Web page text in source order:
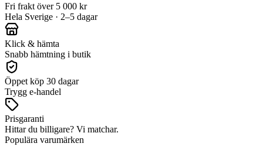
Fri frakt över 5 000 kr
Hela Sverige · 2–5 dagar
Klick & hämta
Snabb hämtning i butik
Öppet köp 30 dagar
Trygg e-handel
Prisgaranti
Hittar du billigare? Vi matchar.
Populära varumärken